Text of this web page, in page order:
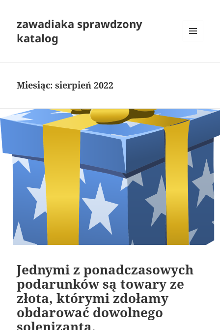
zawadiaka sprawdzony
katalog
Miesiąc:sierpień 2022
Jednymi z ponadczasowych
podarunków są towary ze
złota, którymi zdołamy
obdarować dowolnego
solenizanta.